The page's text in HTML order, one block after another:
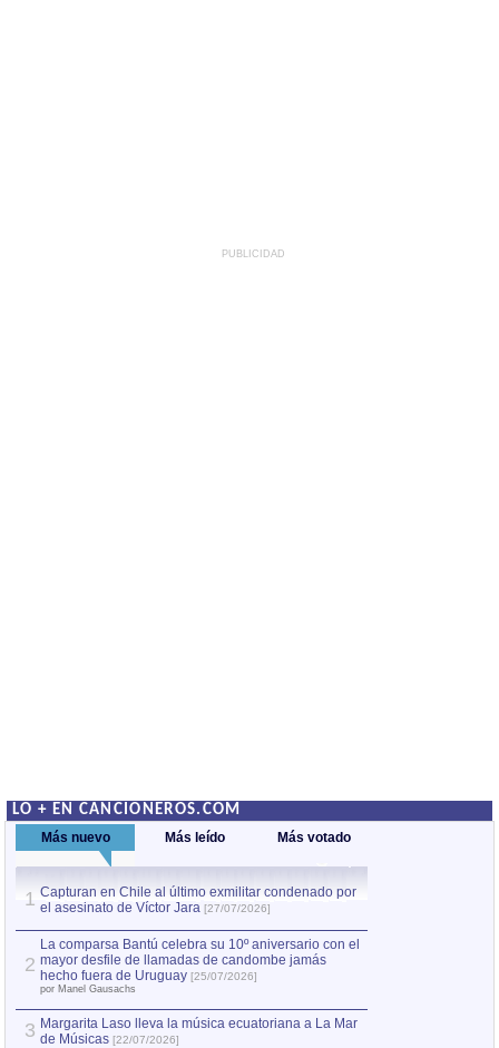
PUBLICIDAD
LO + EN CANCIONEROS.COM
Más nuevo Más leído Más votado
1 Capturan en Chile al último exmilitar condenado por
el asesinato de Víctor Jara [27/07/2026]
2
La comparsa Bantú celebra su 10º aniversario con el
mayor desfile de llamadas de candombe jamás
hecho fuera de Uruguay [25/07/2026]
por Manel Gausachs
3 Margarita Laso lleva la música ecuatoriana a La Mar
de Músicas [22/07/2026]